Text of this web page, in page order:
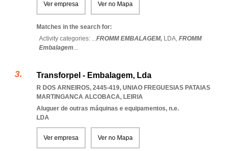
Ver empresa Ver no Mapa
Matches in the search for:
Activity categories: ...FROMM EMBALAGEM, LDA, FROMM
Embalagem...
Transforpel - Embalagem, Lda
R DOS ARNEIROS, 2445-419, UNIAO FREGUESIAS PATAIAS
MARTINGANCA ALCOBACA, LEIRIA
Aluguer de outras máquinas e equipamentos, n.e.
LDA
Ver empresa Ver no Mapa